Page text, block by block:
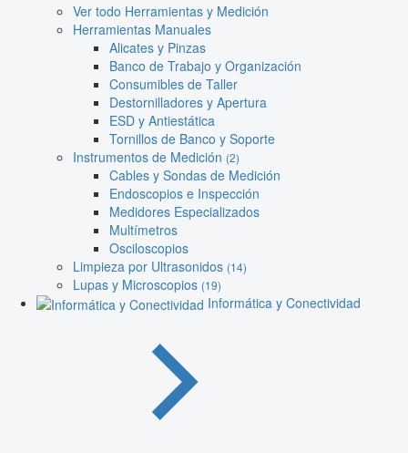
Ver todo Herramientas y Medición
Herramientas Manuales
Alicates y Pinzas
Banco de Trabajo y Organización
Consumibles de Taller
Destornilladores y Apertura
ESD y Antiestática
Tornillos de Banco y Soporte
Instrumentos de Medición (2)
Cables y Sondas de Medición
Endoscopios e Inspección
Medidores Especializados
Multímetros
Osciloscopios
Limpieza por Ultrasonidos (14)
Lupas y Microscopios (19)
Informática y Conectividad